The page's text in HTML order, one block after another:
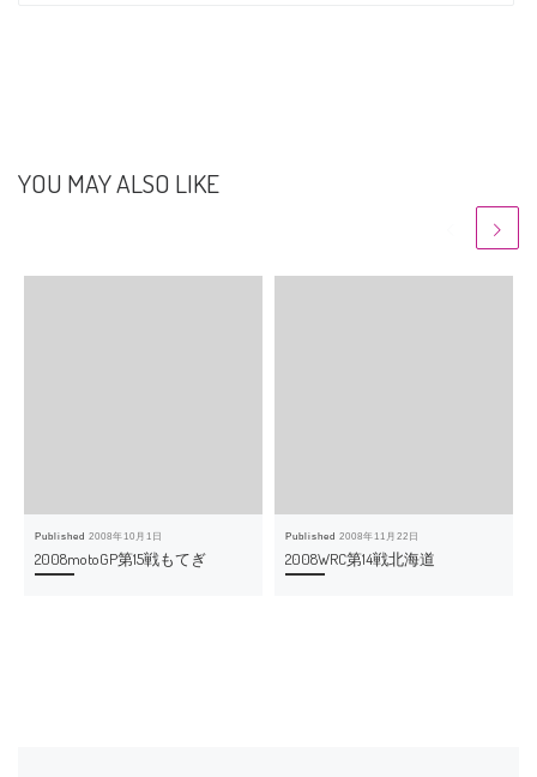
YOU MAY ALSO LIKE
Published2008年10月1日
2008motoGP第15戦もてぎ
Published2008年11月22日
2008WRC第14戦北海道